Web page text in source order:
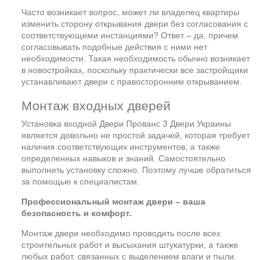
Часто возникает вопрос, может ли владелец квартиры
изменить сторону открывания двери без согласования с
соответствующими инстанциями? Ответ – да, причем
согласовывать подобные действия с ними нет
необходимости. Такая необходимость обычно возникает
в новостройках, поскольку практически все застройщики
устанавливают двери с правосторонним открыванием.
Монтаж входных дверей
Установка входной Двери Прованс 3 Двери Украины
является довольно не простой задачей, которая требует
наличия соответствующих инструментов, а также
определенных навыков и знаний. Самостоятельно
выполнить установку сложно. Поэтому лучше обратиться
за помощью к специалистам.
Профессиональный монтаж двери – ваша
безопасность и комфорт.
Монтаж двери необходимо проводить после всех
строительных работ и высыхания штукатурки, а также
любых работ, связанных с выделением влаги и пыли.